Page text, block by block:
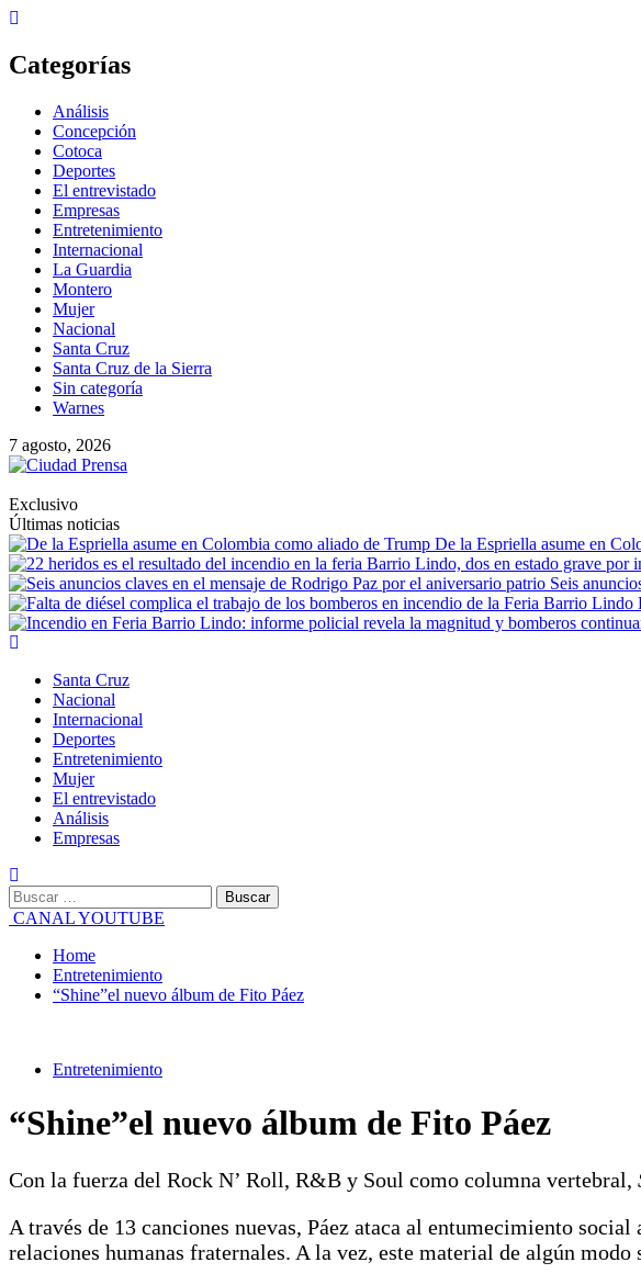
Categorías
Análisis
Concepción
Cotoca
Deportes
El entrevistado
Empresas
Entretenimiento
Internacional
La Guardia
Montero
Mujer
Nacional
Santa Cruz
Santa Cruz de la Sierra
Sin categoría
Warnes
7 agosto, 2026
Exclusivo
Últimas noticias
De la Espriella asume en
Seis
Santa Cruz
Nacional
Internacional
Deportes
Entretenimiento
Mujer
El entrevistado
Análisis
Empresas
CANAL YOUTUBE
Home
Entretenimiento
“Shine”el nuevo álbum de Fito Páez
Entretenimiento
“Shine”el nuevo álbum de Fito Páez
Con la fuerza del Rock N’ Roll, R&B y Soul como columna vertebral,
A través de 13 canciones nuevas, Páez ataca al entumecimiento
relaciones humanas fraternales. A la vez, este material de algún modo